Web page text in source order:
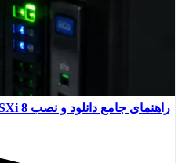
راهنمای جامع دانلود و نصب ESXi 8 بر روی سرورهای HPE